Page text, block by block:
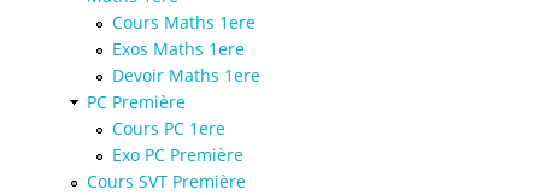
Cours Maths 1ere
Exos Maths 1ere
Devoir Maths 1ere
PC Première
Cours PC 1ere
Exo PC Première
Cours SVT Première